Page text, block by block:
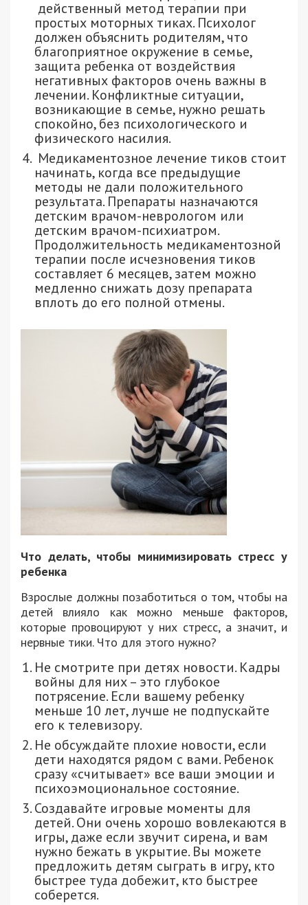
действенный метод терапии при
простых моторных тиках. Психолог
должен объяснить родителям, что
благоприятное окружение в семье,
защита ребенка от воздействия
негативных факторов очень важны в
лечении. Конфликтные ситуации,
возникающие в семье, нужно решать
спокойно, без психологического и
физического насилия.
Медикаментозное лечение тиков стоит
начинать, когда все предыдущие
методы не дали положительного
результата. Препараты назначаются
детским врачом-неврологом или
детским врачом-психиатром.
Продолжительность медикаментозной
терапии после исчезновения тиков
составляет 6 месяцев, затем можно
медленно снижать дозу препарата
вплоть до его полной отмены.
Что делать, чтобы минимизировать стресс у
ребенка
Взрослые должны позаботиться о том, чтобы на
детей влияло как можно меньше факторов,
которые провоцируют у них стресс, а значит, и
нервные тики. Что для этого нужно?
Не смотрите при детях новости. Кадры
войны для них – это глубокое
потрясение. Если вашему ребенку
меньше 10 лет, лучше не подпускайте
его к телевизору.
Не обсуждайте плохие новости, если
дети находятся рядом с вами. Ребенок
сразу «считывает» все ваши эмоции и
психоэмоциональное состояние.
Создавайте игровые моменты для
детей. Они очень хорошо вовлекаются в
игры, даже если звучит сирена, и вам
нужно бежать в укрытие. Вы можете
предложить детям сыграть в игру, кто
быстрее туда добежит, кто быстрее
соберется.